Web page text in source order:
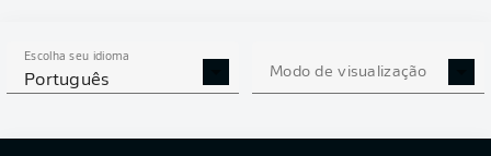
Escolha seu idioma
Português Modo de visualização
0
0 % Precisão 0 %